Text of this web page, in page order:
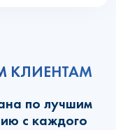
КЛИЕНТАМ
по лучшим
с каждого